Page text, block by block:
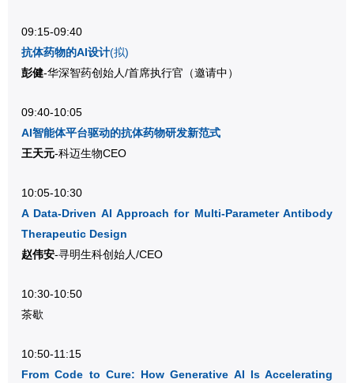
09:15-09:40
抗体药物的AI设计(拟)
彭健-华深智药创始人/首席执行官 （邀请中）
09:40-10:05
AI智能体平台驱动的抗体药物研发新范式
王天元-科迈生物CEO
10:05-10:30
A Data-Driven AI Approach for Multi-Parameter Antibody
Therapeutic Design
赵伟安-寻明生科创始人/CEO
10:30-10:50
茶歇
10:50-11:15
From Code to Cure: How Generative AI Is Accelerating